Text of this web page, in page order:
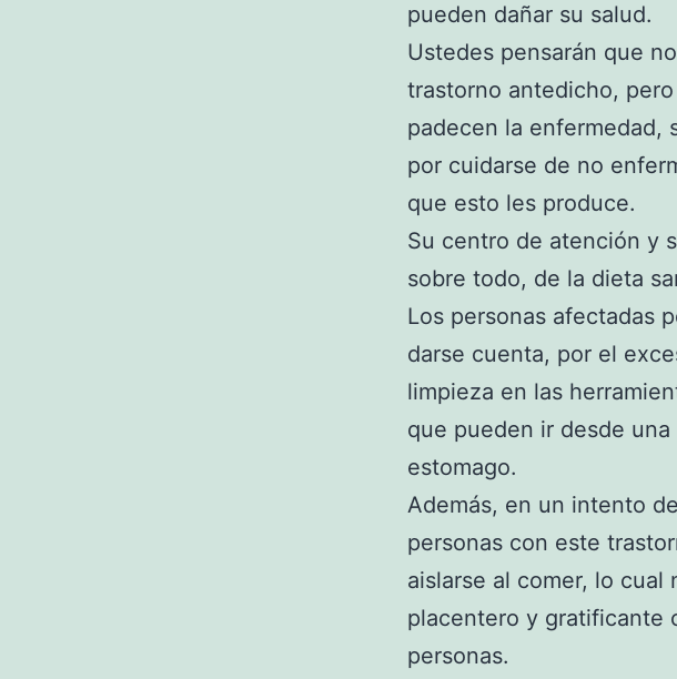
pueden dañar su salud.
Ustedes pensarán que
trastorno antedicho,
padecen la enfermedad,
por cuidarse de no
que esto les produce.
Su centro de atención y
sobre todo, de la dieta
Los personas afectadas
darse cuenta, por el
limpieza en las
que pueden ir desde
estomago.
Además, en un intento
personas con este
aislarse al comer, lo
placentero y gratificante
personas.